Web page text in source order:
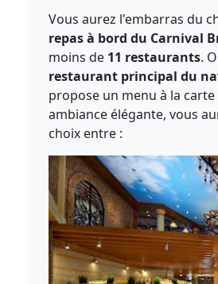
Vous aurez l'embarras du
repas à bord du Carnival
moins de 11 restaurants.
restaurant principal du
propose un menu à la
ambiance élégante, vous
choix entre :